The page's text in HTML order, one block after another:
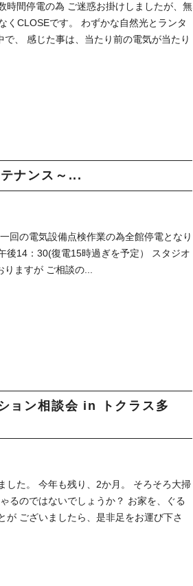
時間停電の為 ご迷惑お掛けしましたが、無
くCLOSEです。 わずかな自然光とランタ
、 感じた事は、当たり前の電気が当たり
ナンス～...
回の電気設備点検作業の為全館停電となり
後14：30(復電15時過ぎを予定） スタジオ
ますが ご相談の...
ョン相談会 in トクラス多
した。 今年も残り、2か月。 そろそろ大掃
るのではないでしょうか？ お家を、ぐる
が ございましたら、是非足をお運び下さ